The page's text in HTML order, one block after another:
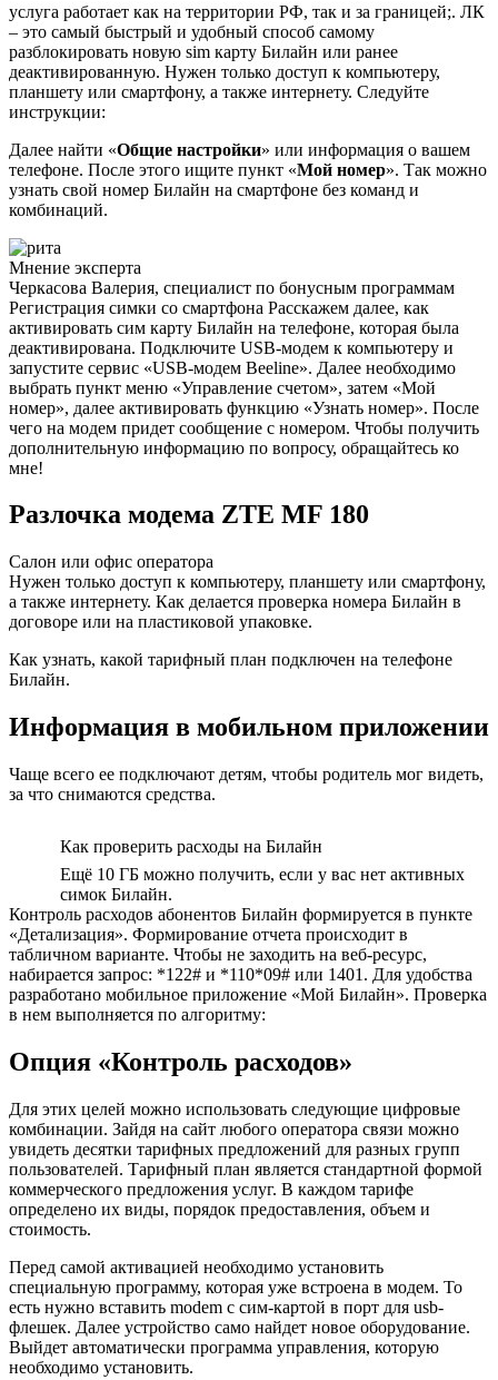
услуга работает как на территории РФ, так и за границей;. ЛК
– это самый быстрый и удобный способ самому
разблокировать новую sim карту Билайн или ранее
деактивированную. Нужен только доступ к компьютеру,
планшету или смартфону, а также интернету. Следуйте
инструкции:
Далее найти «Общие настройки» или информация о вашем
телефоне. После этого ищите пункт «Мой номер». Так можно
узнать свой номер Билайн на смартфоне без команд и
комбинаций.
Мнение эксперта
Черкасова Валерия, специалист по бонусным программам
Регистрация симки со смартфона Расскажем далее, как
активировать сим карту Билайн на телефоне, которая была
деактивирована. Подключите USB-модем к компьютеру и
запустите сервис «USB-модем Beeline». Далее необходимо
выбрать пункт меню «Управление счетом», затем «Мой
номер», далее активировать функцию «Узнать номер». После
чего на модем придет сообщение с номером. Чтобы получить
дополнительную информацию по вопросу, обращайтесь ко
мне!
Разлочка модема ZTE MF 180
Салон или офис оператора
Нужен только доступ к компьютеру, планшету или смартфону,
а также интернету. Как делается проверка номера Билайн в
договоре или на пластиковой упаковке.
Как узнать, какой тарифный план подключен на телефоне
Билайн.
Информация в мобильном приложении
Чаще всего ее подключают детям, чтобы родитель мог видеть,
за что снимаются средства.
Как проверить расходы на Билайн
Ещё 10 ГБ можно получить, если у вас нет активных
симок Билайн.
Контроль расходов абонентов Билайн формируется в пункте
«Детализация». Формирование отчета происходит в
табличном варианте. Чтобы не заходить на веб-ресурс,
набирается запрос: *122# и *110*09# или 1401. Для удобства
разработано мобильное приложение «Мой Билайн». Проверка
в нем выполняется по алгоритму:
Опция «Контроль расходов»
Для этих целей можно использовать следующие цифровые
комбинации. Зайдя на сайт любого оператора связи можно
увидеть десятки тарифных предложений для разных групп
пользователей. Тарифный план является стандартной формой
коммерческого предложения услуг. В каждом тарифе
определено их виды, порядок предоставления, объем и
стоимость.
Перед самой активацией необходимо установить
специальную программу, которая уже встроена в модем. То
есть нужно вставить modem с сим-картой в порт для usb-
флешек. Далее устройство само найдет новое оборудование.
Выйдет автоматически программа управления, которую
необходимо установить.